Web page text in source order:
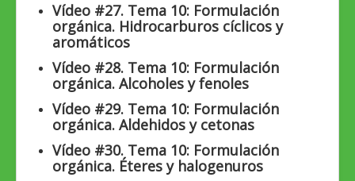
Vídeo #27. Tema 10: Formulación
orgánica. Hidrocarburos cíclicos y
aromáticos
Vídeo #28. Tema 10: Formulación
orgánica. Alcoholes y fenoles
Vídeo #29. Tema 10: Formulación
orgánica. Aldehidos y cetonas
Vídeo #30. Tema 10: Formulación
orgánica. Éteres y halogenuros